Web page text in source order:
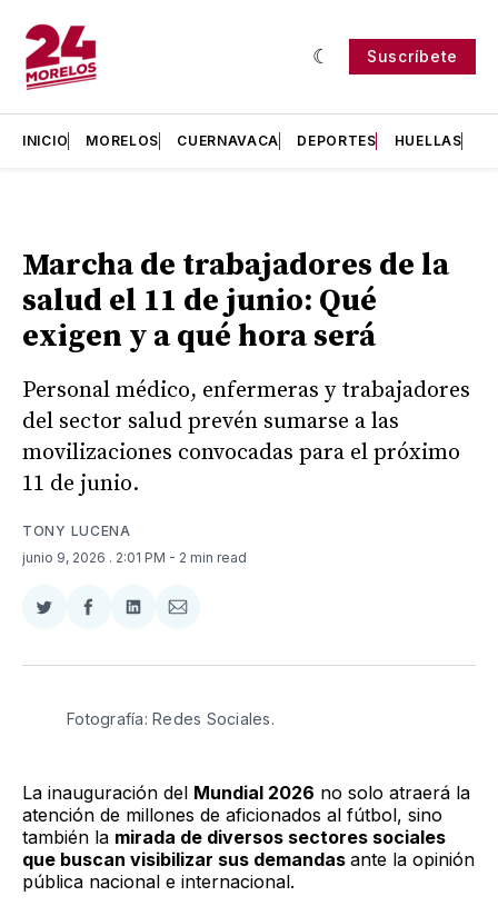
Suscríbete
INICIO MORELOS CUERNAVACA DEPORTES HUELLAS
Marcha de trabajadores de la
salud el 11 de junio: Qué
exigen y a qué hora será
Personal médico, enfermeras y trabajadores
del sector salud prevén sumarse a las
movilizaciones convocadas para el próximo
11 de junio.
TONY LUCENA
junio 9, 2026 . 2:01 PM - 2 min read
Compartir
Twitter
Compartir
Facebook
Compartir
LinkedIn
Compartir
Email
Fotografía: Redes Sociales.
La inauguración del Mundial 2026 no solo atraerá la
atención de millones de aficionados al fútbol, sino
también la mirada de diversos sectores sociales
que buscan visibilizar sus demandas ante la opinión
pública nacional e internacional.